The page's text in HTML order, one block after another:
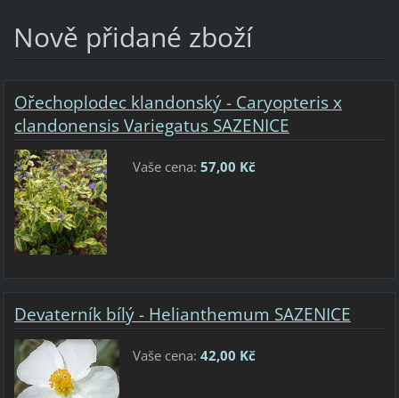
Nově přidané zboží
Ořechoplodec klandonský - Caryopteris x
clandonensis Variegatus SAZENICE
Vaše cena: 57,00 Kč
Devaterník bílý - Helianthemum SAZENICE
Vaše cena: 42,00 Kč